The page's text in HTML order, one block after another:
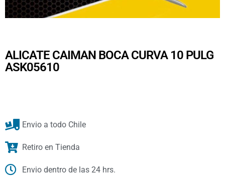
ALICATE CAIMAN BOCA CURVA 10 PULG
ASK05610
Envio a todo Chile
Retiro en Tienda
Envio dentro de las 24 hrs.